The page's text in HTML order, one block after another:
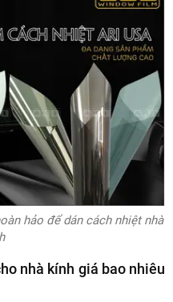
hảo để dán cách nhiệt nhà
nhà kính giá bao nhiêu